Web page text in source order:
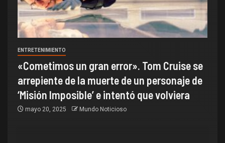
ENTRETENIMIENTO
«Cometimos un gran error». Tom Cruise se
arrepiente de la muerte de un personaje de
‘Misión Imposible’ e intentó que volviera
mayo 20, 2025 Mundo Noticioso